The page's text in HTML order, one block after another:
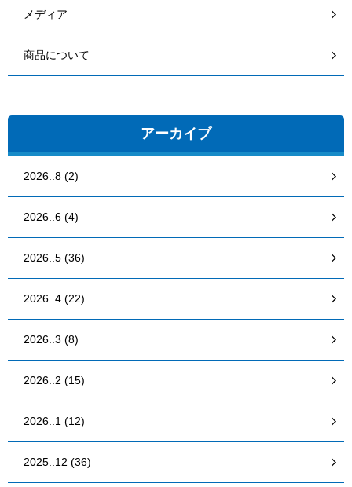
メディア
商品について
アーカイブ
2026..8 (2)
2026..6 (4)
2026..5 (36)
2026..4 (22)
2026..3 (8)
2026..2 (15)
2026..1 (12)
2025..12 (36)